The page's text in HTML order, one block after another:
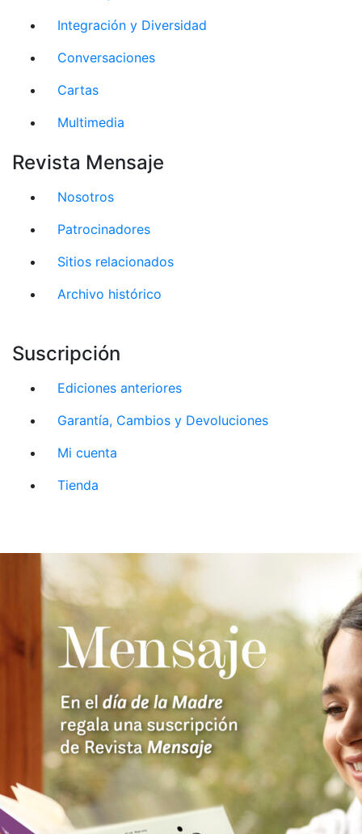
Integración y Diversidad
Conversaciones
Cartas
Multimedia
Revista Mensaje
Nosotros
Patrocinadores
Sitios relacionados
Archivo histórico
Suscripción
Ediciones anteriores
Garantía, Cambios y Devoluciones
Mi cuenta
Tienda